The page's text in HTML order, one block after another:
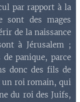
par rapport à la
sont des mages
de la naissance
à Jérusalem ;
panique, parce
donc des fils de
un roi romain, qui
du roi des Juifs,